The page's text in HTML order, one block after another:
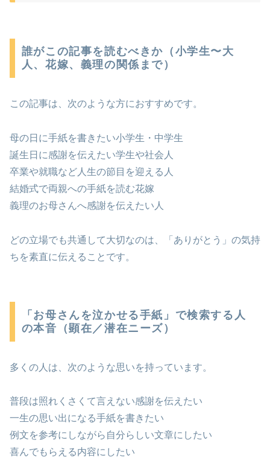
誰がこの記事を読むべきか（小学生〜大
人、花嫁、義理の関係まで）
この記事は、次のような方におすすめです。
母の日に手紙を書きたい小学生・中学生
誕生日に感謝を伝えたい学生や社会人
卒業や就職など人生の節目を迎える人
結婚式で両親への手紙を読む花嫁
義理のお母さんへ感謝を伝えたい人
どの立場でも共通して大切なのは、「ありがとう」の気持
ちを素直に伝えることです。
「お母さんを泣かせる手紙」で検索する人
の本音（顕在／潜在ニーズ）
多くの人は、次のような思いを持っています。
普段は照れくさくて言えない感謝を伝えたい
一生の思い出になる手紙を書きたい
例文を参考にしながら自分らしい文章にしたい
喜んでもらえる内容にしたい